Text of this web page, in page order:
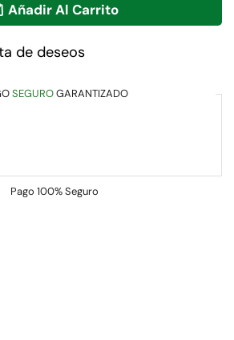
Añadir Al Carrito
de deseos
SEGUROGARANTIZADO
Pago 100% Seguro